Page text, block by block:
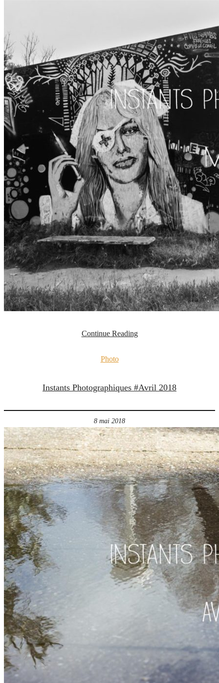
Continue Reading
Photo
Instants Photographiques #Avril 2018
8 mai 2018